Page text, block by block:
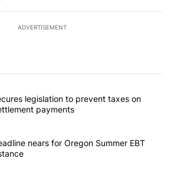
ADVERTISEMENT
of the most commented articles in the last
"Wyden secures legislation to prevent
legislation to prevent taxes on
payments
"Sept. 1 deadline nears for Oregon
nears for Oregon Summer EBT